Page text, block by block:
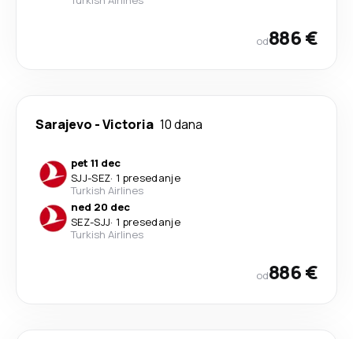
od886 €
Sarajevo -Victoria 10 dana
pet 11 dec
SJJ-SEZ· 1 presedanje
Turkish Airlines
ned 20 dec
SEZ-SJJ· 1 presedanje
Turkish Airlines
od886 €